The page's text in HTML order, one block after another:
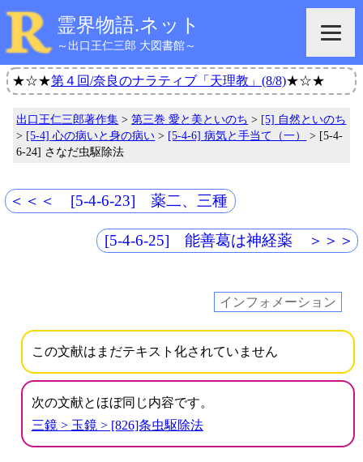
霊界物語.ネット
～出口王仁三郎 大図書館～
★☆★第４回/奈良のナラティブ「天理教」(8/8)★☆★
出口王仁三郎著作集 >第三巻 愛と美といのち > [5] 自然といのち
> [5-4] 心の病いと身の病い > [5-4-6] 病気と手当て（一）
> [5-4-
6-24] さなだ虫駆除法
＜＜＜ [5-4-6-23] 薬二、三種
[5-4-6-25] 能善葛は神経薬 ＞＞＞
インフォメーション
この文献はまだテキスト化されていません
次の文献とほぼ同じ内容です。
三鏡 > 玉鏡 > [826]条虫駆除法